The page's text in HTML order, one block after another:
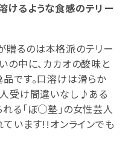
けるような食感のテリー
贈るのは本格派のテリー
の中に、カカオの酸味と
です。口溶けは滑らか
人受け間違いなし♪ある
る「ぼ○塾」の女性芸人
います!!オンラインでも